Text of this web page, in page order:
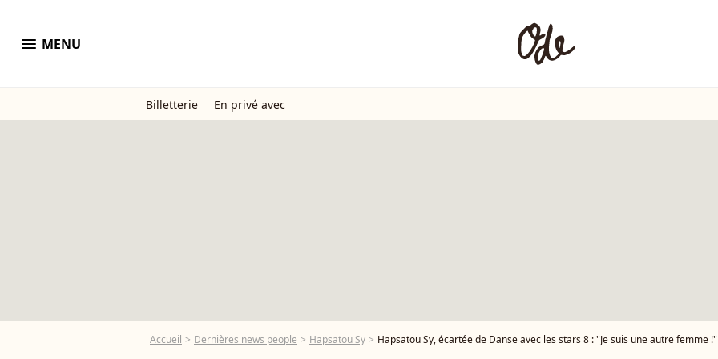
menu MENU
Billetterie En privé avec
Accueil Dernières news people Hapsatou Sy Hapsatou Sy, écartée de Danse avec les stars 8 : "Je suis une autre femme !"